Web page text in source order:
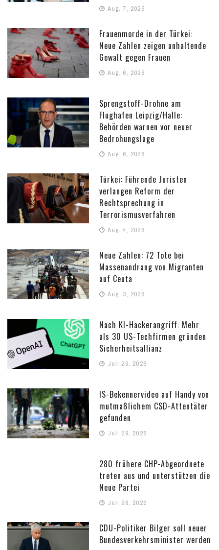
Aug. 7, 2026
Frauenmorde in der Türkei:
Neue Zahlen zeigen anhaltende
Gewalt gegen Frauen
Aug. 6, 2026
Sprengstoff-Drohne am
Flughafen Leipzig/Halle:
Behörden warnen vor neuer
Bedrohungslage
Aug. 6, 2026
Türkei: Führende Juristen
verlangen Reform der
Rechtsprechung in
Terrorismusverfahren
Aug. 4, 2026
Neue Zahlen: 72 Tote bei
Massenandrang von Migranten
auf Ceuta
Aug. 3, 2026
Nach KI-Hackerangriff: Mehr
als 30 US-Techfirmen gründen
Sicherheitsallianz
Juli 29, 2026
IS-Bekennervideo auf Handy von
mutmaßlichem CSD-Attentäter
gefunden
Juli 29, 2026
280 frühere CHP-Abgeordnete
treten aus und unterstützen die
Neue Partei
Juli 28, 2026
CDU-Politiker Bilger soll neuer
Bundesverkehrsminister werden